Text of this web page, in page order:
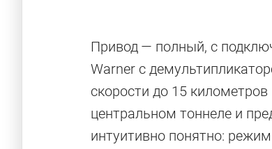
Привод — полный, с
Warner с
скорости до 15
центральном тоннеле и
интуитивно понятно: